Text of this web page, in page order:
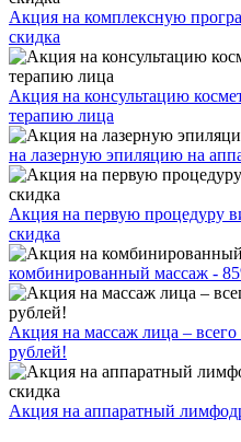
Акция на комплексную
скидка
Акция на консультацию
терапию лица
на лазерную эпиляцию на
Акция на первую процедуру
скидка
комбинированный массаж -
Акция на массаж лица – всего
рублей!
Акция на аппаратный